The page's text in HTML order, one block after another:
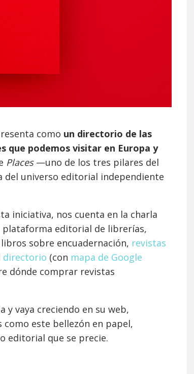
como un directorio de las
que podemos visitar en Europa y
Places—uno de los tres pilares del
universo editorial independiente
iniciativa, nos cuenta en la charla
plataforma editorial de librerías,
sobre encuadernación, revistas
directorio (con mapa de Google
dónde comprar revistas
vaya creciendo en su web,
este bellezón en papel,
editorial que se precie.